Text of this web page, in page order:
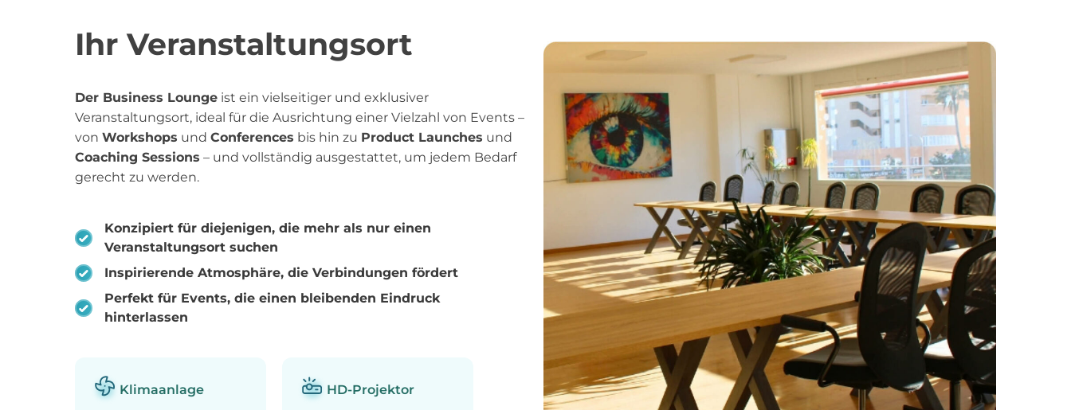
Ihr Veranstaltungsort
Der Business Lounge ist ein vielseitiger und exklusiver
Veranstaltungsort, ideal für die Ausrichtung einer Vielzahl von Events –
von Workshops und Conferences bis hin zu Product Launches und
Coaching Sessions – und vollständig ausgestattet, um jedem Bedarf
gerecht zu werden.
Konzipiert für diejenigen, die mehr als nur einen
Veranstaltungsort suchen
Inspirierende Atmosphäre, die Verbindungen fördert
Perfekt für Events, die einen bleibenden Eindruck
hinterlassen
Klimaanlage HD-Projektor